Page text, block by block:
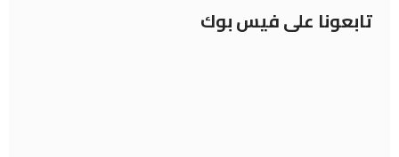
تابعونا على فيس بوك